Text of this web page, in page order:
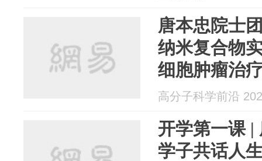
唐本忠院士
纳米复合物
细胞肿瘤治
高分子科学前沿
开学第一课 |
学子共话人